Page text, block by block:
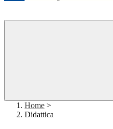
Home >
Didattica